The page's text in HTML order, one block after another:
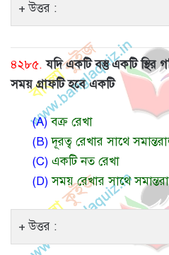
উত্তর :
৪২৮৫. যদি একটি বস্তু একটি স্থির
সময় গ্রাফটি হবে একটি
(A)বক্র রেখা
(B)দূরত্ব রেখার সাথে
(C) একটি নত রেখা
(D)সময় রেখার সাথে
উত্তর :